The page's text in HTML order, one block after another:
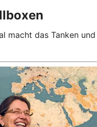
macht das Tanken und